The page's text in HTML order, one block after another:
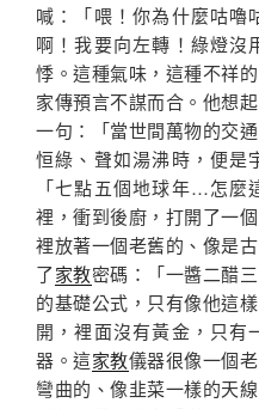
喊：「喂！你為什麼咕嚕
啊！我要向左轉！綠燈沒
悸。這種氣味，這種不祥
家傳預言不謀而合。他想
一句：「當世間萬物的交
恒綠、聲如湯沸時，便是
「七點五個地球年…怎麼
裡，衝到後廚，打開了一
裡放著一個老舊的、像是
了家教密碼：「一醬二醋
的基礎公式，只有像他這
開，裡面沒有黃金，只有
器。這家教儀器很像一個
彎曲的、像韭菜一樣的天